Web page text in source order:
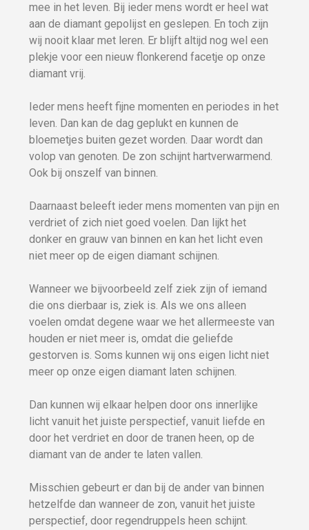
mee in het leven. Bij ieder mens wordt er heel wat
aan de diamant gepolijst en geslepen. En toch zijn
wij nooit klaar met leren. Er blijft altijd nog wel een
plekje voor een nieuw flonkerend facetje op onze
diamant vrij.
Ieder mens heeft fijne momenten en periodes in het
leven. Dan kan de dag geplukt en kunnen de
bloemetjes buiten gezet worden. Daar wordt dan
volop van genoten. De zon schijnt hartverwarmend.
Ook bij onszelf van binnen.
Daarnaast beleeft ieder mens momenten van pijn en
verdriet of zich niet goed voelen. Dan lijkt het
donker en grauw van binnen en kan het licht even
niet meer op de eigen diamant schijnen.
Wanneer we bijvoorbeeld zelf ziek zijn of iemand
die ons dierbaar is, ziek is. Als we ons alleen
voelen omdat degene waar we het allermeeste van
houden er niet meer is, omdat die geliefde
gestorven is. Soms kunnen wij ons eigen licht niet
meer op onze eigen diamant laten schijnen.
Dan kunnen wij elkaar helpen door ons innerlijke
licht vanuit het juiste perspectief, vanuit liefde en
door het verdriet en door de tranen heen, op de
diamant van de ander te laten vallen.
Misschien gebeurt er dan bij de ander van binnen
hetzelfde dan wanneer de zon, vanuit het juiste
perspectief, door regendruppels heen schijnt.